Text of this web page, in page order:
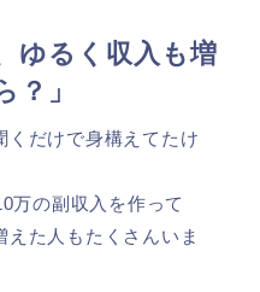
ゆるく収入も増
？」
くだけで身構えてたけ
万の副収入を作って
えた人もたくさんいま